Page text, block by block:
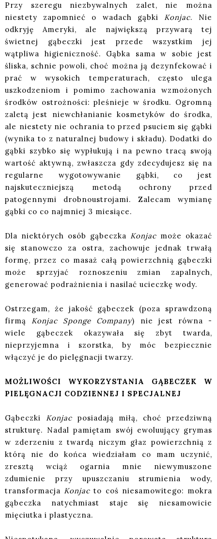
Przy szeregu niezbywalnych zalet, nie można
niestety zapomnieć o wadach gąbki Konjac. Nie
odkryję Ameryki, ale największą przywarą tej
świetnej gąbeczki jest przede wszystkim jej
wątpliwa higieniczność. Gąbka sama w sobie jest
śliska, schnie powoli, choć można ją dezynfekować i
prać w wysokich temperaturach, często ulega
uszkodzeniom i pomimo zachowania wzmożonych
środków ostrożności: pleśnieje w środku. Ogromną
zaletą jest niewchłanianie kosmetyków do środka,
ale niestety nie ochrania to przed psuciem się gąbki
(wynika to z naturalnej budowy i składu). Dodatki do
gąbki szybko się wypłukują i na pewno tracą swoją
wartość aktywną, zwłaszcza gdy zdecydujesz się na
regularne wygotowywanie gąbki, co jest
najskuteczniejszą metodą ochrony przed
patogennymi drobnoustrojami. Zalecam wymianę
gąbki co co najmniej 3 miesiące.
Dla niektórych osób gąbeczka Konjac może okazać
się stanowczo za ostra, zachowuje jednak trwałą
formę, przez co masaż całą powierzchnią gąbeczki
może sprzyjać roznoszeniu zmian zapalnych,
generować podrażnienia i nasilać ucieczkę wody.
Ostrzegam, że jakość gąbeczek (poza sprawdzoną
firmą Konjac Sponge Company) nie jest równa -
wiele gąbeczek okazywała się zbyt twarda,
nieprzyjemna i szorstka, by móc bezpiecznie
włączyć je do pielęgnacji twarzy.
MOŻLIWOŚCI WYKORZYSTANIA GĄBECZEK W
PIELĘGNACJI CODZIENNEJ I SPECJALNEJ
Gąbeczki Konjacposiadają miłą, choć przedziwną
strukturę. Nadal pamiętam swój ewoluujący grymas
w zderzeniu z twardą niczym głaz powierzchnią z
którą nie do końca wiedziałam co mam uczynić,
zresztą wciąż ogarnia mnie niewymuszone
zdumienie przy upuszczaniu strumienia wody,
transformacja Konjac to coś niesamowitego: mokra
gąbeczka natychmiast staje się niesamowicie
mięciutka i plastyczna.